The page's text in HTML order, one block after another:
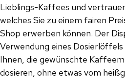
Lieblings-Kaffees und
welches Sie zu einem fairen
Shop erwerben können. Der
Verwendung eines
Ihnen, die gewünschte
dosieren, ohne etwas vom